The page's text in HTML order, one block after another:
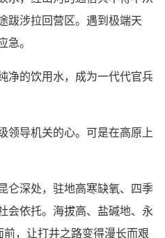
跋涉拉回营区。遇到极端天
。
净的饮用水，成为一代代官兵
领导机关的心。可是在高原上
仑深处，驻地高寒缺氧、四季
会依托。海拔高、盐碱地、永
，让打井之路变得漫长而艰